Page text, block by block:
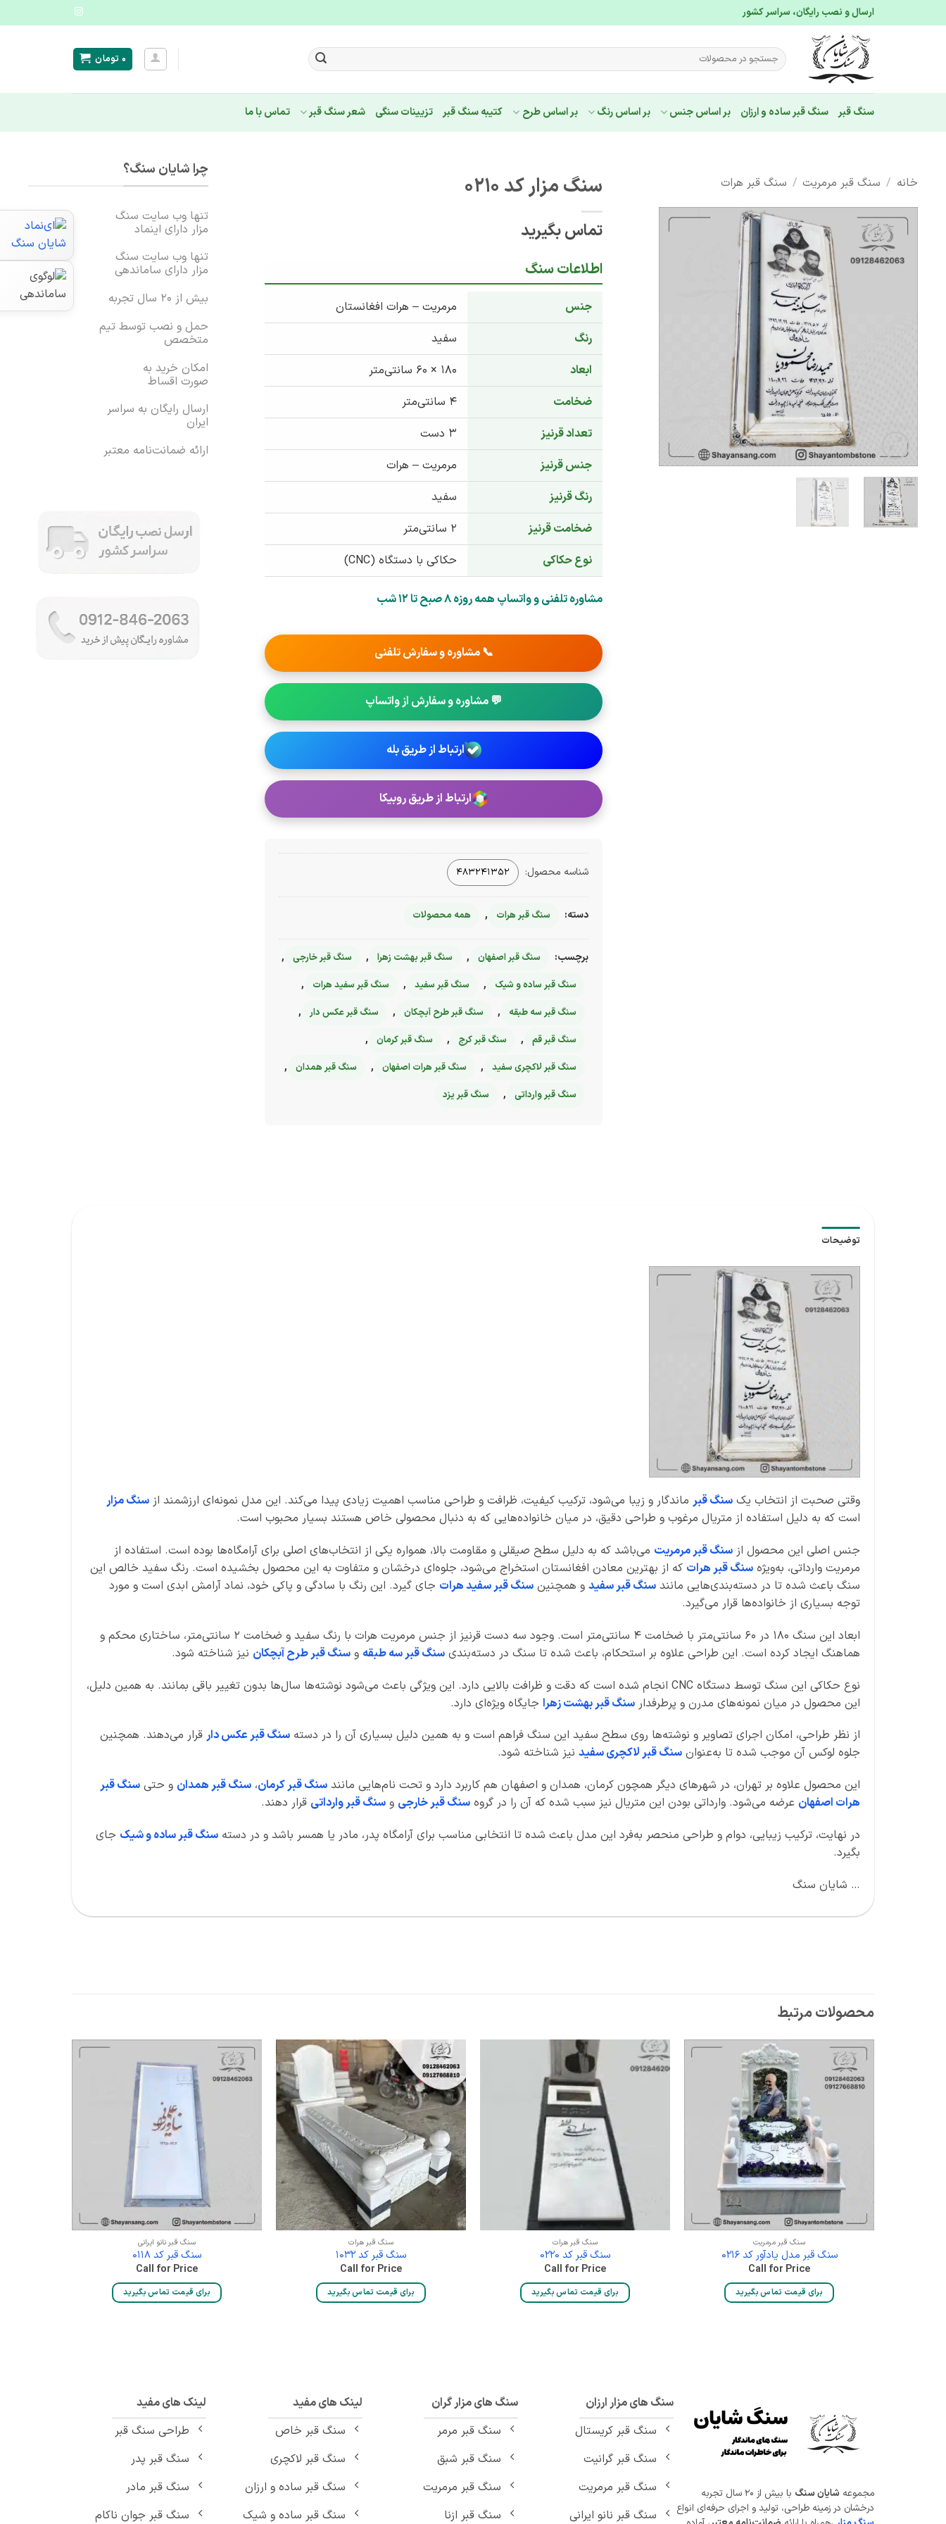
to
ارسال و نصب رایگان، سراسر کشور
جستجو
برای:
۰ تومان
سنگ قبر سنگ قبر ساده و ارزان بر اساس جنس بر اساس رنگ بر اساس طرح کتیبه سنگ قبر تزیینات سنگی شعر سنگ قبر تماس با ما
خانه / سنگ قبر مرمریت / سنگ قبر هرات سنگ مزار کد 0210
تماس بگیرید
اطلاعات سنگ
جنس
مرمریت – هرات افغانستان
رنگ
سفید
ابعاد
۱۸۰ × ۶۰ سانتی‌متر
ضخامت
۴ سانتی‌متر
تعداد قرنیز
۳ دست
جنس قرنیز
مرمریت – هرات
رنگ قرنیز
سفید
ضخامت قرنیز
۲ سانتی‌متر
نوع حکاکی
حکاکی با دستگاه (CNC)
مشاوره تلفنی و واتساپ همه روزه 8 صبح تا 12 شب
📞 مشاوره و سفارش تلفنی
💬 مشاوره و سفارش از واتساپ
ارتباط از طریق بله
ارتباط از طریق روبیکا
شناسه محصول: 483241352
دسته: سنگ قبر هرات , همه محصولات
برچسب: سنگ قبر اصفهان , سنگ قبر بهشت زهرا , سنگ قبر خارجی ,
سنگ قبر ساده و شیک , سنگ قبر سفید , سنگ قبر سفید هرات ,
سنگ قبر سه طبقه , سنگ قبر طرح آبچکان , سنگ قبر عکس دار ,
سنگ قبر قم , سنگ قبر کرج , سنگ قبر کرمان ,
سنگ قبر لاکچری سفید , سنگ قبر هرات اصفهان , سنگ قبر همدان ,
سنگ قبر وارداتی , سنگ قبر یزد
چرا شایان سنگ؟
تنها وب سایت سنگ
مزار دارای اینماد
تنها وب سایت سنگ
مزار دارای ساماندهی
بیش از ۲۰ سال تجربه
حمل و نصب توسط تیم
متخصص
امکان خرید به
صورت اقساط
ارسال رایگان به سراسر
ایران
ارائه ضمانت‌نامه معتبر
توضیحات
وقتی صحبت از انتخاب یک سنگ قبر ماندگار و زیبا می‌شود، ترکیب کیفیت، ظرافت و طراحی مناسب اهمیت زیادی پیدا می‌کند. این مدل نمونه‌ای ارزشمند از سنگ مزار
است که به دلیل استفاده از متریال مرغوب و طراحی دقیق، در میان خانواده‌هایی که به دنبال محصولی خاص هستند بسیار محبوب است.
جنس اصلی این محصول از سنگ قبر مرمریت می‌باشد که به دلیل سطح صیقلی و مقاومت بالا، همواره یکی از انتخاب‌های اصلی برای آرامگاه‌ها بوده است. استفاده از
مرمریت وارداتی، به‌ویژه سنگ قبر هرات که از بهترین معادن افغانستان استخراج می‌شود، جلوه‌ای درخشان و متفاوت به این محصول بخشیده است. رنگ سفید خالص این
سنگ باعث شده تا در دسته‌بندی‌هایی مانند سنگ قبر سفید و همچنین سنگ قبر سفید هرات جای گیرد. این رنگ با سادگی و پاکی خود، نماد آرامش ابدی است و مورد
توجه بسیاری از خانواده‌ها قرار می‌گیرد.
ابعاد این سنگ ۱۸۰ در ۶۰ سانتی‌متر با ضخامت ۴ سانتی‌متر است. وجود سه دست قرنیز از جنس مرمریت هرات با رنگ سفید و ضخامت ۲ سانتی‌متر، ساختاری محکم و
هماهنگ ایجاد کرده است. این طراحی علاوه بر استحکام، باعث شده تا سنگ در دسته‌بندی سنگ قبر سه طبقه و سنگ قبر طرح آبچکان نیز شناخته شود.
نوع حکاکی این سنگ توسط دستگاه CNC انجام شده است که دقت و ظرافت بالایی دارد. این ویژگی باعث می‌شود نوشته‌ها سال‌ها بدون تغییر باقی بمانند. به همین دلیل،
این محصول در میان نمونه‌های مدرن و پرطرفدار سنگ قبر بهشت زهرا جایگاه ویژه‌ای دارد.
از نظر طراحی، امکان اجرای تصاویر و نوشته‌ها روی سطح سفید این سنگ فراهم است و به همین دلیل بسیاری آن را در دسته سنگ قبر عکس دار قرار می‌دهند. همچنین
جلوه لوکس آن موجب شده تا به‌عنوان سنگ قبر لاکچری سفید نیز شناخته شود.
این محصول علاوه بر تهران، در شهرهای دیگر همچون کرمان، همدان و اصفهان هم کاربرد دارد و تحت نام‌هایی مانند سنگ قبر کرمان، سنگ قبر همدان و حتی سنگ قبر
هرات اصفهان عرضه می‌شود. وارداتی بودن این متریال نیز سبب شده که آن را در گروه سنگ قبر خارجی و سنگ قبر وارداتی قرار دهند.
در نهایت، ترکیب زیبایی، دوام و طراحی منحصر به‌فرد این مدل باعث شده تا انتخابی مناسب برای آرامگاه پدر، مادر یا همسر باشد و در دسته سنگ قبر ساده و شیک جای
بگیرد.
… شایان سنگ
محصولات مرتبط
سنگ قبر مرمریت
سنگ قبر مدل یادآور کد 0216
Call for Price
برای قیمت تماس بگیرید
سنگ قبر هرات
سنگ قبر کد 0220
Call for Price
برای قیمت تماس بگیرید
سنگ قبر هرات
سنگ قبر کد 1032
Call for Price
برای قیمت تماس بگیرید
سنگ قبر نانو ایرانی
سنگ قبر کد 0118
Call for Price
برای قیمت تماس بگیرید
مجموعه شایان سنگ
با بیش از ۲۰ سال تجربه
درخشان در زمینه طراحی، تولید و اجرای حرفه‌ای انواع
سنگ های مزار ارزان
سنگ قبر کریستال
سنگ قبر گرانیت
سنگ قبر مرمریت
سنگ قبر نانو ایرانی
سنگ های مزار گران
سنگ قبر مرمر
سنگ قبر شبق
سنگ قبر مرمریت
سنگ قبر ازنا
لینک های مفید
سنگ قبر خاص
سنگ قبر لاکچری
سنگ قبر ساده و ارزان
سنگ قبر ساده و شیک
لینک های مفید
طراحی سنگ قبر
سنگ قبر پدر
سنگ قبر مادر
سنگ قبر جوان ناکام